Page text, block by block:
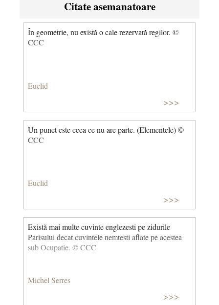
Citate asemanatoare
În geometrie, nu există o cale rezervată regilor. ©
CCC
Euclid
>>>
Un punct este ceea ce nu are parte. (Elementele) ©
CCC
Euclid
>>>
Există mai multe cuvinte englezesti pe zidurile
Parisului decat cuvintele nemtesti aflate pe acestea
sub Ocupatie. © CCC
Michel Serres
>>>